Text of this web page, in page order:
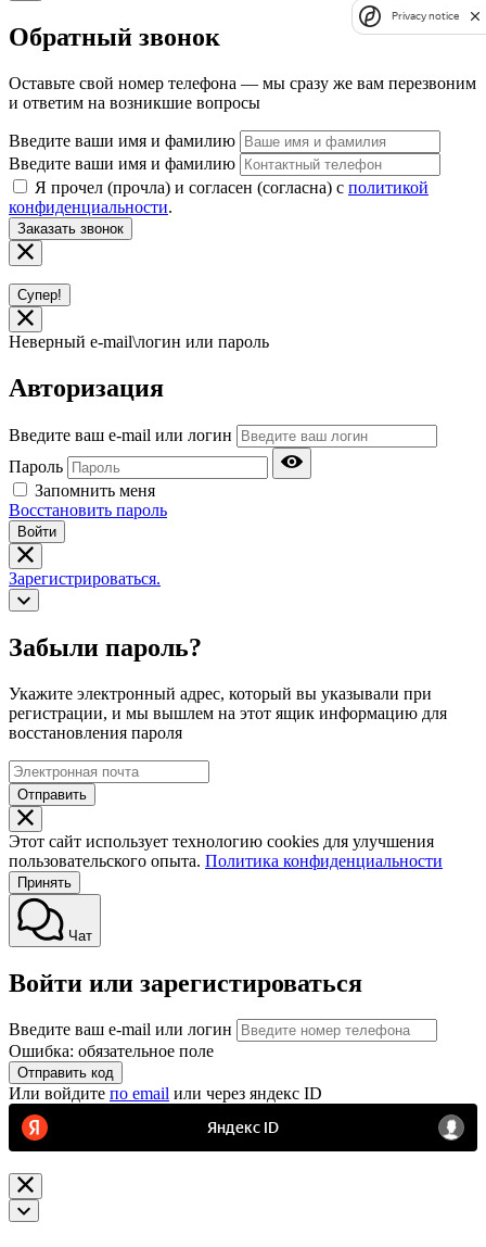
Обратный звонок
Оставьте свой номер телефона — мы сразу же вам перезвоним
и ответим на возникшие вопросы
Введите ваши имя и фамилию
Введите ваши имя и фамилию
Я прочел (прочла) и согласен (согласна) с политикой
конфиденциальности.
Заказать звонок
Супер!
Неверный e-mail\логин или пароль
Авторизация
Введите ваш e-mail или логин
Пароль
Запомнить меня
Восстановить пароль
Войти
Зарегистрироваться.
Забыли пароль?
Укажите электронный адрес, который вы указывали при
регистрации, и мы вышлем на этот ящик информацию для
восстановления пароля
Отправить
Этот сайт использует технологию cookies для улучшения
пользовательского опыта. Политика конфиденциальности
Принять
Чат
Войти или зарегистироваться
Введите ваш e-mail или логин
Ошибка: обязательное поле
Отправить код
Или войдите по email или через яндекс ID
Privacy notice